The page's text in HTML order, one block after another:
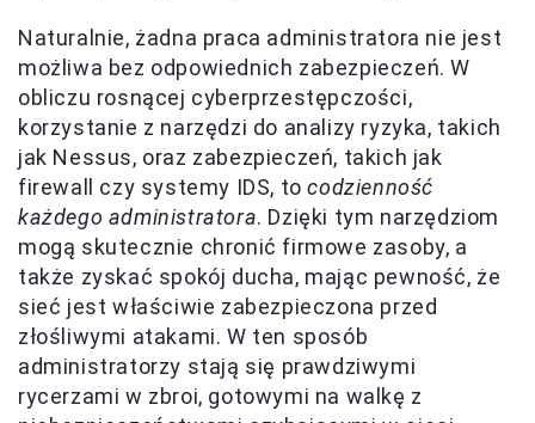
Naturalnie, żadna praca administratora nie jest
możliwa bez odpowiednich zabezpieczeń. W
obliczu rosnącej cyberprzestępczości,
korzystanie z narzędzi do analizy ryzyka, takich
jak Nessus, oraz zabezpieczeń, takich jak
firewall czy systemy IDS, tocodzienność
każdego administratora. Dzięki tym narzędziom
mogą skutecznie chronić firmowe zasoby, a
także zyskać spokój ducha, mając pewność, że
sieć jest właściwie zabezpieczona przed
złośliwymi atakami. W ten sposób
administratorzy stają się prawdziwymi
rycerzami w zbroi, gotowymi na walkę z